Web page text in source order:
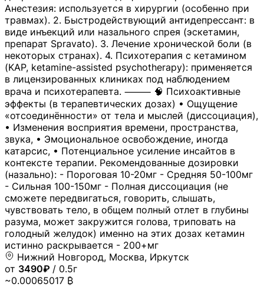
Анестезия: используется в хирургии (особенно при
травмах). 2. Быстродействующий антидепрессант: в
виде инъекций или назального спрея (эскетамин,
препарат Spravato). 3. Лечение хронической боли (в
некоторых странах). 4. Психотерапия с кетамином
(KAP, ketamine-assisted psychotherapy): применяется
в лицензированных клиниках под наблюдением
врача и психотерапевта. ⸻ 🧠 Психоактивные
эффекты (в терапевтических дозах) • Ощущение
«отсоединённости» от тела и мыслей (диссоциация),
• Изменения восприятия времени, пространства,
звука, • Эмоциональное освобождение, иногда
катарсис, • Потенциальное усиление инсайтов в
контексте терапии. Рекомендованные дозировки
(назально): - Пороговая 10-20мг - Средняя 50-100мг
- Сильная 100-150мг - Полная диссоциация (не
сможете передвигаться, говорить, слышать,
чувствовать тело, в общем полный отлет в глубины
разума, может закружится голова, триповать на
голодный желудок) именно на этих дозах кетамин
истинно раскрывается - 200+мг
Нижний Новгород, Москва, Иркутск
от 3490₽ / 0.5г
~0.00065017 ₿